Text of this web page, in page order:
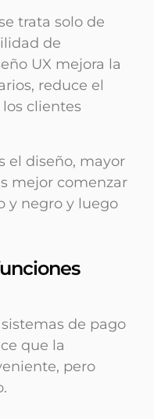
trata solo de
de
UX mejora la
reduce el
clientes
el diseño, mayor
mejor comenzar
y negro y luego
de pago
que la
pero